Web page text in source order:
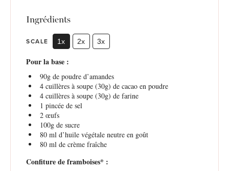
Ingrédients
SCALE 1x 2x 3x
Pour la base :
90gde poudre d’amandes
4cuillères à soupe (30g) de cacao en poudre
4cuillères à soupe (30g) de farine
1 pincée de sel
2œufs
100gde sucre
80ml d’huile végétale neutre en goût
80ml de crème fraîche
Confiture de framboises* :